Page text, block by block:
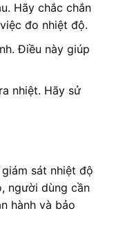
Hãy chắc chắn
đo nhiệt độ.
Điều này giúp
nhiệt. Hãy sử
sát nhiệt độ
người dùng cần
hành và bảo